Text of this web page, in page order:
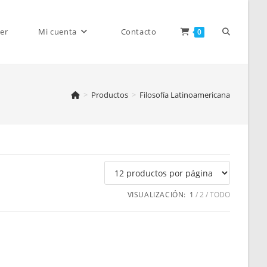
Mi cuenta Contacto 0 Alternar
búsqueda
de
> Productos > Filosofía Latinoamericana
VISUALIZACIÓN: 1 2 TODO